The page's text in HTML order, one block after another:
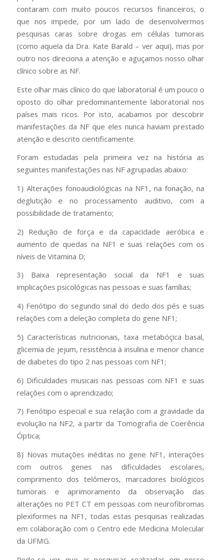
contaram com muito poucos recursos financeiros, o
que nos impede, por um lado de desenvolvermos
pesquisas caras sobre drogas em células tumorais
(como aquela da Dra. Kate Barald – ver aqui), mas por
outro nos direciona a atenção e aguçamos nosso olhar
clínico sobre as NF.
Este olhar mais clínico do que laboratorial é um pouco o
oposto do olhar predominantemente laboratorial nos
países mais ricos. Por isto, acabamos por descobrir
manifestações da NF que eles nunca haviam prestado
atenção e descrito cientificamente.
Foram estudadas pela primeira vez na história as
seguintes manifestações nas NF agrupadas abaixo:
1) Alterações fonoaudiológicas na NF1, na fonação, na
deglutição e no processamento auditivo, com a
possibilidade de tratamento;
2) Redução de força e da capacidade aeróbica e
aumento de quedas na NF1 e suas relações com os
níveis de Vitamina D;
3) Baixa representação social da NF1 e suas
implicações psicológicas nas pessoas e suas famílias;
4) Fenótipo do segundo sinal do dedo dos pés e suas
relações com a deleção completa do gene NF1;
5) Características nutricionais, taxa metabóçica basal,
glicemia de jejum, resistência à insulina e menor chance
de diabetes do tipo 2 nas pessoas com NF1;
6) Dificuldades musicais nas pessoas com NF1 e suas
relações com o aprendizado;
7) Fenótipo especial e sua relação com a gravidade da
evolução na NF2, a partir da Tomografia de Coerência
Óptica;
8) Novas mutações inéditas no gene NF1, interações
com outros genes nas dificuldades escolares,
comprimento dos telômeros, marcadores biológicos
tumorais e aprimoramento da observação das
alterações no PET CT em pessoas com neurofibromas
plexiformes na NF1, todas estas pesquisas realizadas
em colaboração com o Centro ede Medicina Molecular
da UFMG.